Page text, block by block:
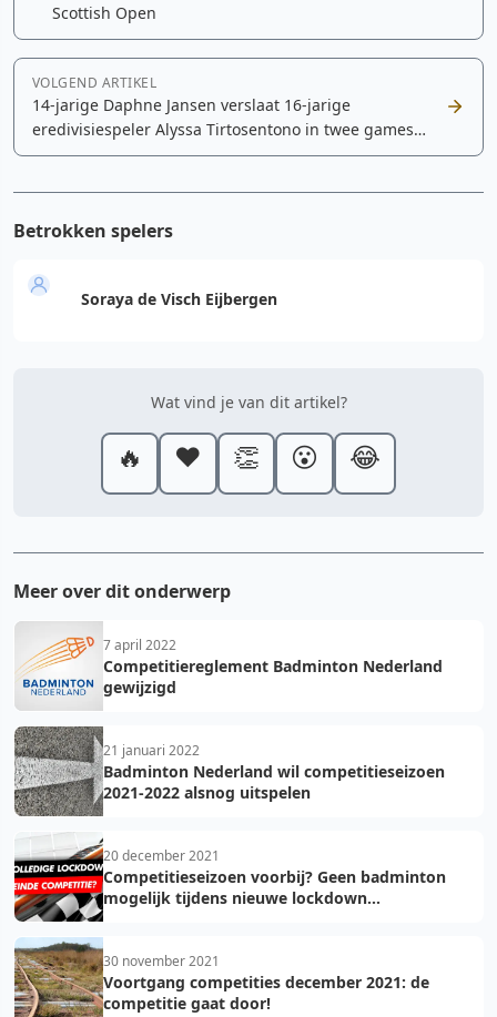
Scottish Open
VOLGEND ARTIKEL
14-jarige Daphne Jansen verslaat 16-jarige
eredivisiespeler Alyssa Tirtosentono in twee games
tijdens RSK-finale
Betrokken spelers
Soraya de Visch Eijbergen
Wat vind je van dit artikel?
🔥 ❤️ 👏 😮 😂
Meer over dit onderwerp
7 april 2022
Competitiereglement Badminton Nederland
gewijzigd
21 januari 2022
Badminton Nederland wil competitieseizoen
2021-2022 alsnog uitspelen
20 december 2021
Competitieseizoen voorbij? Geen badminton
mogelijk tijdens nieuwe lockdown...
30 november 2021
Voortgang competities december 2021: de
competitie gaat door!